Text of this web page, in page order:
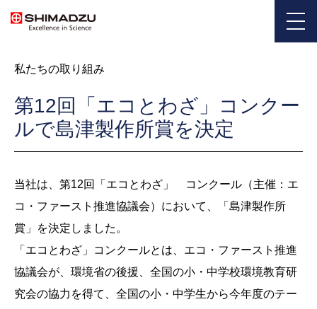
私たちの取り組み
第12回「エコとわざ」コンクー
ルで島津製作所賞を決定
当社は、第12回「エコとわざ」 コンクール（主催：エ
コ・ファースト推進協議会）において、「島津製作所
賞」を決定しました。
「エコとわざ」コンクールとは、エコ・ファースト推進
協議会が、環境省の後援、全国の小・中学校環境教育研
究会の協力を得て、全国の小・中学生から今年度のテー